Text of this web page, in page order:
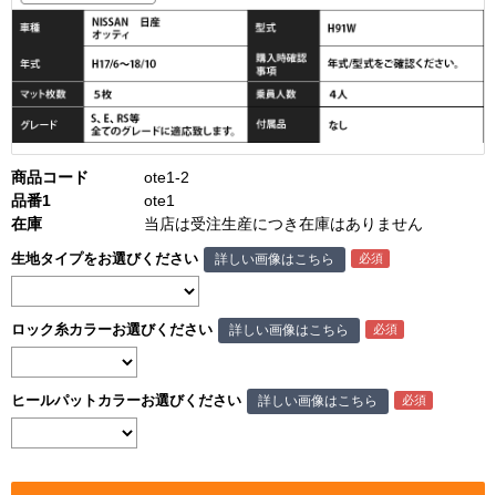
商品コード
ote1-2
品番1
ote1
在庫
当店は受注生産につき在庫はありません
生地タイプをお選びください 詳しい画像はこちら
ロック糸カラーお選びください 詳しい画像はこちら
ヒールパットカラーお選びください 詳しい画像はこちら